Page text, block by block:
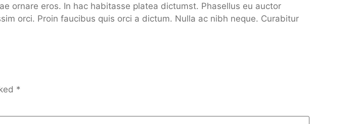
ornare eros. In hac habitasse platea dictumst. Phasellus eu auctor
orci. Proin faucibus quis orci a dictum. Nulla ac nibh neque. Curabitur
*